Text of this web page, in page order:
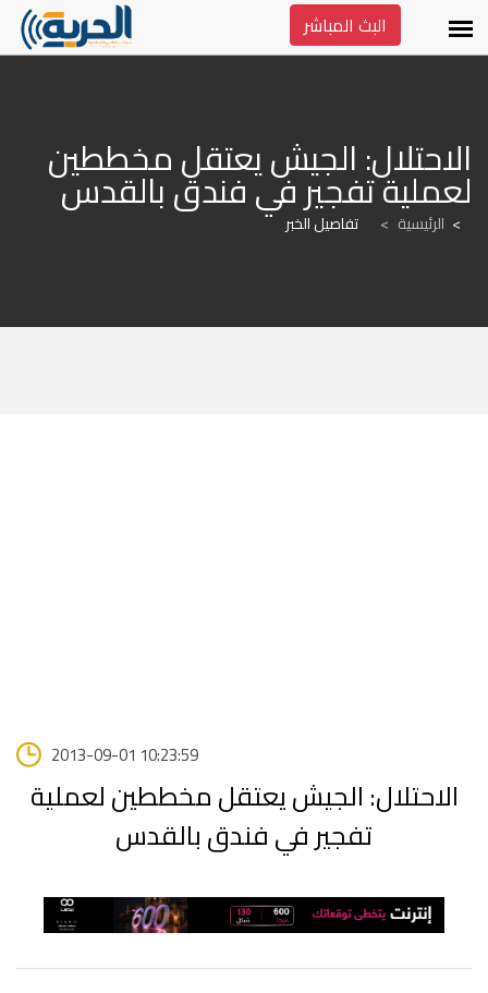
البث المباشر
لعملية تفجير في فندق بالقدس
الرئيسية > تفاصيل الخبر
2013-09-01 10:23:59
الاحتلال: الجيش يعتقل مخططين لعملية
تفجير في فندق بالقدس